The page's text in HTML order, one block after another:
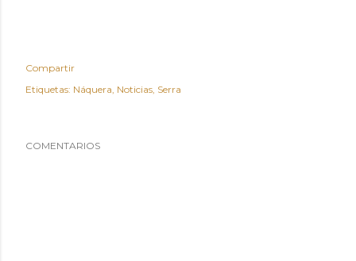
Compartir
Etiquetas: Náquera Noticias Serra
COMENTARIOS